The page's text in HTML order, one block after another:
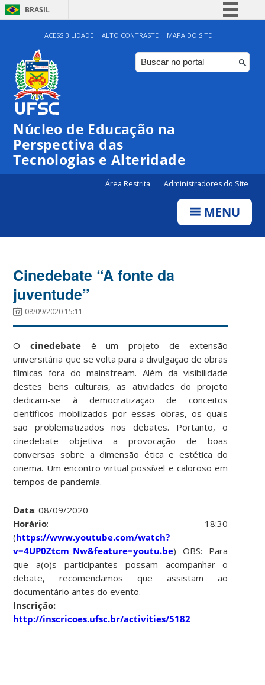
BRASIL
Simplifique!
Comunica BR
Participe
ACESSIBILIDADE ALTO CONTRASTE MAPA DO SITE
Núcleo de Educação na
Perspectiva das
Tecnologias e Alteridade
Área Restrita Administradores do Site
MENU
Cinedebate “A fonte da
juventude”
08/09/2020 15:11
Ocinedebate é um projeto de extensão
universitária que se volta para a divulgação de obras
fílmicas fora do mainstream. Além da visibilidade
destes bens culturais, as atividades do projeto
dedicam-se à democratização de conceitos
científicos mobilizados por essas obras, os quais
são problematizados nos debates. Portanto, o
cinedebate objetiva a provocação de boas
conversas sobre a dimensão ética e estética do
cinema. Um encontro virtual possível e caloroso em
tempos de pandemia.
Data: 08/09/2020
Horário: 18:30
(https://www.youtube.com/watch?
v=4UP0Ztcm_Nw&feature=youtu.be) OBS: Para
que a(o)s participantes possam acompanhar o
debate, recomendamos que assistam ao
documentário antes do evento.
Inscrição:
http://inscricoes.ufsc.br/activities/5182